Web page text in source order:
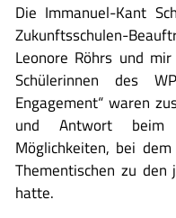
Die Immanuel-Kant
Zukunftsschulen-
Leonore Röhrs und
Schülerinnen des
Engagement“ waren
und Antwort beim
Möglichkeiten, bei
Thementischen zu
hatte.